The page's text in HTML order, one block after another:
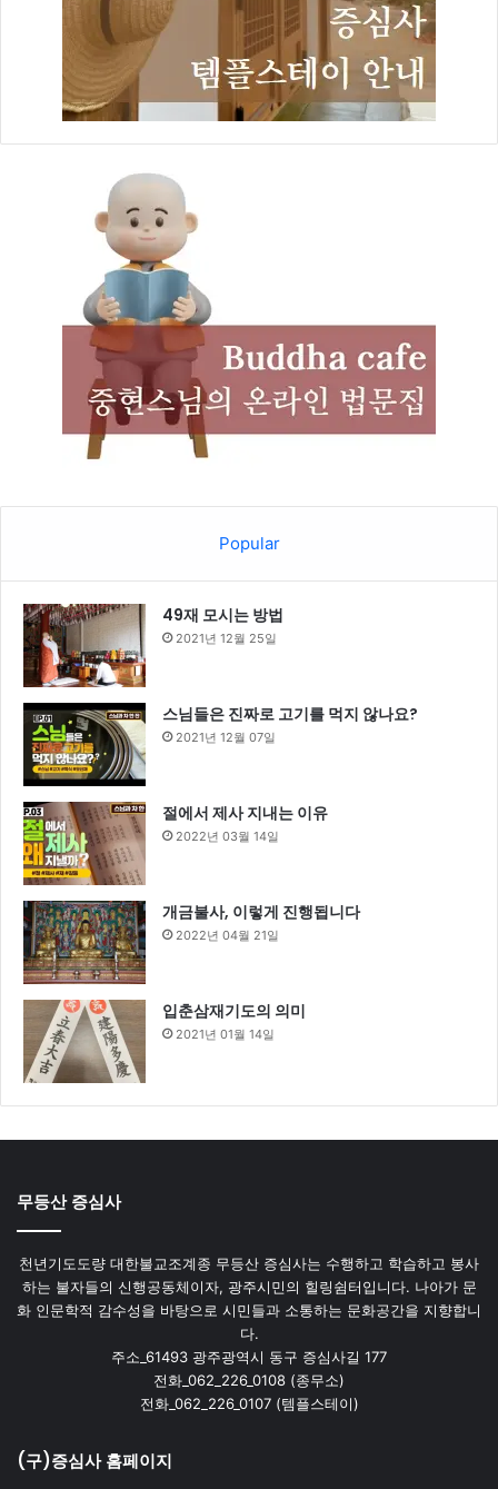
Popular
49재 모시는 방법
2021년 12월 25일
스님들은 진짜로 고기를 먹지 않나요?
2021년 12월 07일
절에서 제사 지내는 이유
2022년 03월 14일
개금불사, 이렇게 진행됩니다
2022년 04월 21일
입춘삼재기도의 의미
2021년 01월 14일
무등산 증심사
천년기도도량 대한불교조계종 무등산 증심사는 수행하고 학습하고 봉사
하는 불자들의 신행공동체이자, 광주시민의 힐링쉼터입니다. 나아가 문
화 인문학적 감수성을 바탕으로 시민들과 소통하는 문화공간을 지향합니
다.
주소_61493 광주광역시 동구 증심사길 177
전화_062_226_0108 (종무소)
전화_062_226_0107 (템플스테이)
(구)증심사 홈페이지